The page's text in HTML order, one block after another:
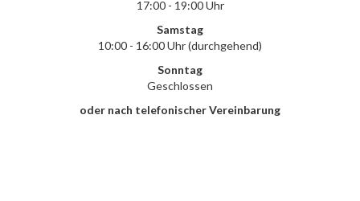
17:00 - 19:00 Uhr
Samstag
10:00 - 16:00 Uhr (durchgehend)
Sonntag
Geschlossen
oder nach telefonischer Vereinbarung